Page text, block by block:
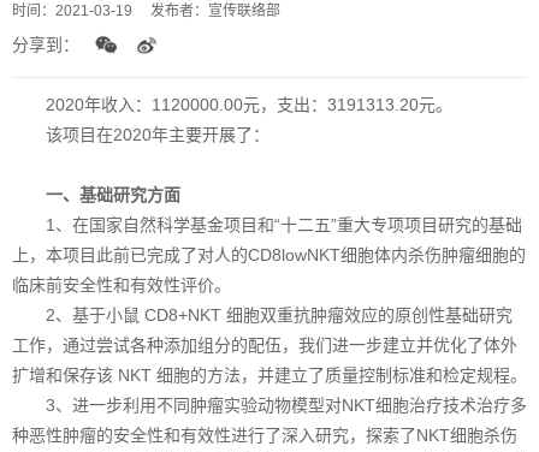
时间： 2021-03-19 发布者： 宣传联络部
分享到：
2020年收入：1120000.00元，支出：3191313.20元。
该项目在2020年主要开展了：
一、基础研究方面
1、在国家自然科学基金项目和“十二五”重大专项项目研究的基础
上，本项目此前已完成了对人的CD8lowNKT细胞体内杀伤肿瘤细胞的
临床前安全性和有效性评价。
2、基于小鼠 CD8+NKT 细胞双重抗肿瘤效应的原创性基础研究
工作，通过尝试各种添加组分的配伍，我们进一步建立并优化了体外
扩增和保存该 NKT 细胞的方法，并建立了质量控制标准和检定规程。
3、进一步利用不同肿瘤实验动物模型对NKT细胞治疗技术治疗多
种恶性肿瘤的安全性和有效性进行了深入研究，探索了NKT细胞杀伤